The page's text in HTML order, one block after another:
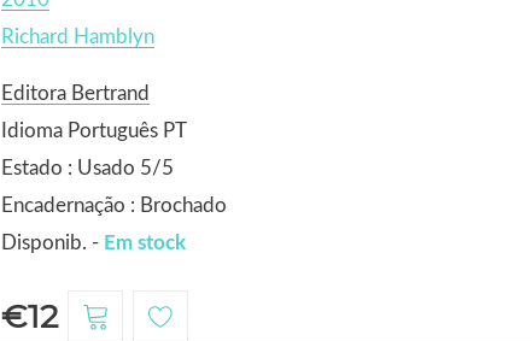
Richard Hamblyn
Editora Bertrand
Idioma Português PT
Estado : Usado 5/5
Encadernação : Brochado
Disponib. - Em stock
€12